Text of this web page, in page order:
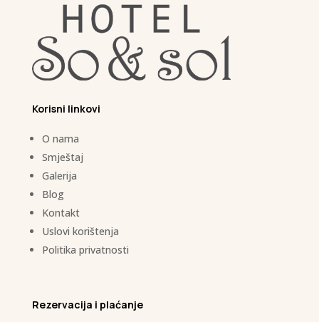
Korisni linkovi
O nama
Smještaj
Galerija
Blog
Kontakt
Uslovi korištenja
Politika privatnosti
Rezervacija i plaćanje